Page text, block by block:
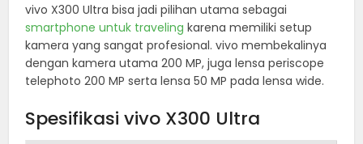
vivo X300 Ultra bisa jadi pilihan utama sebagai
smartphone untuk traveling karena memiliki setup
kamera yang sangat profesional. vivo membekalinya
dengan kamera utama 200 MP, juga lensa periscope
telephoto 200 MP serta lensa 50 MP pada lensa wide.
Spesifikasi vivo X300 Ultra